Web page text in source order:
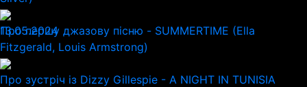
13.05.2024
Про першу джазову пісню - SUMMERTIME (Ella
Fitzgerald, Louis Armstrong)
Про зустріч із Dizzy Gillespie - A NIGHT IN TUNISIA